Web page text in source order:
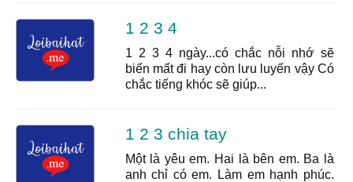
1 2 3 4
1 2 3 4 ngày...có chắc nỗi nhớ sẽ
biến mất đi hay còn lưu luyến vậy Có
chắc tiếng khóc sẽ giúp...
1 2 3 chia tay
Một là yêu em. Hai là bên em. Ba là
anh chỉ có em. Làm em hạnh phúc.